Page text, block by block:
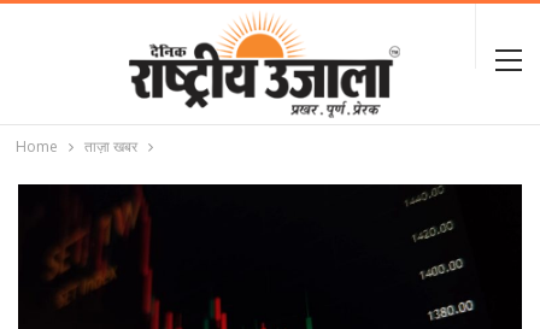
Home ताज़ा खबर